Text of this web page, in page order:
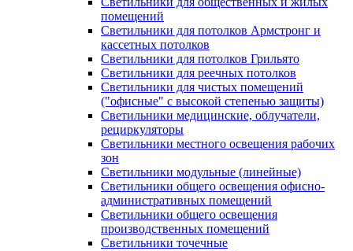
помещений
Светильники для потолков Армстронг и
кассетных потолков
Светильники для потолков Грильято
Светильники для реечных потолков
Светильники для чистых помещений
("офисные" с высокой степенью защиты)
Светильники медицинские, облучатели,
рециркуляторы
Светильники местного освещения рабочих
зон
Светильники модульные (линейные)
Светильники общего освещения офисно-
административных помещений
Светильники общего освещения
производственных помещений
Светильники точечные